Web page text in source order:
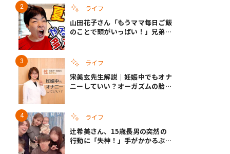
ライフ
山田花子さん「もうママ毎日ご飯
のことで頭がいっぱい！」兄弟夏
ライフ
宋美玄先生解説｜妊娠中でもオナ
ニーしていい？オーガズムの胎児
ライフ
辻希美さん、15歳長男の突然の
行動に「失神！」手がかかるぶん